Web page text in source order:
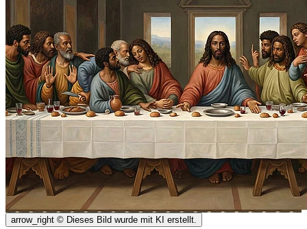
arrow_right © Dieses Bild wurde mit KI erstellt.